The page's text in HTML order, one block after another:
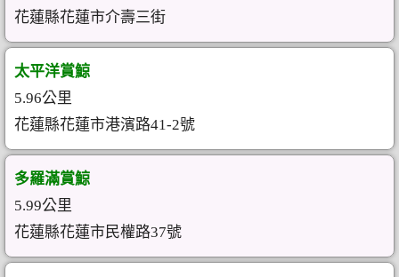
花蓮縣花蓮市介壽三街
太平洋賞鯨
5.96公里
花蓮縣花蓮市港濱路41-2號
多羅滿賞鯨
5.99公里
花蓮縣花蓮市民權路37號